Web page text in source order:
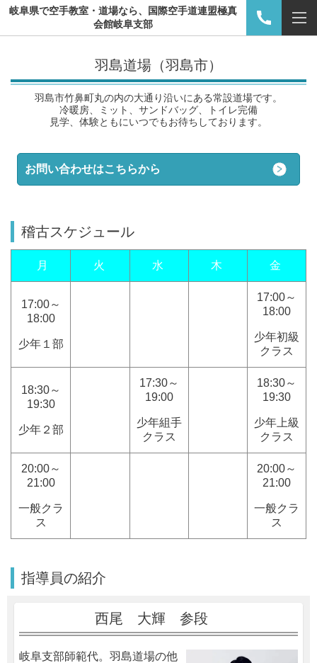
岐阜県で空手教室・道場なら、国際空手道連盟極真
会館岐阜支部
羽島道場（羽島市）
羽島市竹鼻町丸の内の大通り沿いにある常設道場です。
冷暖房、ミット、サンドバッグ、トイレ完備
見学、体験ともにいつでもお待ちしております。
お問い合わせはこちらから
稽古スケジュール
月 火 水 木 金
17:00～
18:00
少年１部
17:00～
18:00
少年初級
クラス
18:30～
19:30
少年２部
17:30～
19:00
少年組手
クラス
18:30～
19:30
少年上級
クラス
20:00～
21:00
一般クラ
ス
20:00～
21:00
一般クラ
ス
指導員の紹介
西尾 大輝 参段
岐阜支部師範代。羽島道場の他